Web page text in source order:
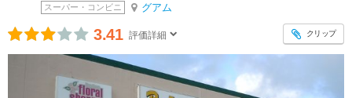
スーパー・コンビニ グアム
3.41 評価詳細 クリップ